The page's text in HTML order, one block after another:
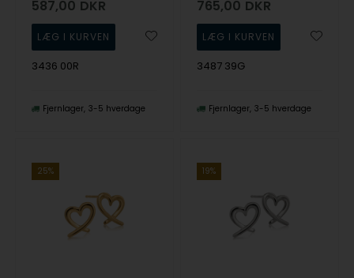
587,00 DKR
3436 00R
Fjernlager 3-5 hverdage
765,00 DKR
3487 39G
Fjernlager 3-5 hverdage
25% 19%